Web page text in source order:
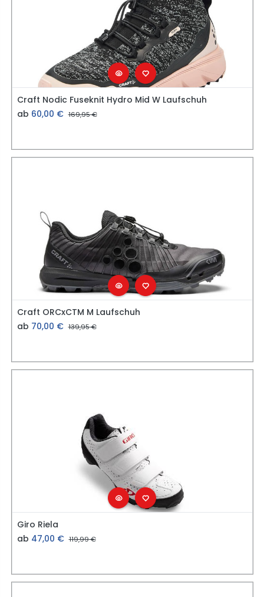
Craft Nodic Fuseknit Hydro Mid W Laufschuh
ab 60,00 € 169,95€
Craft ORCxCTM M Laufschuh
ab 70,00 € 139,95€
Giro Riela
ab 47,00 € 119,99€